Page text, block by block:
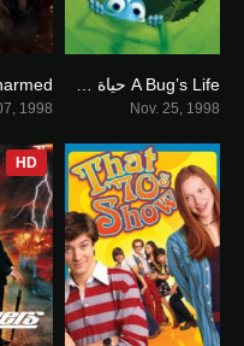
7.2
Nov. 25, 1998
1998
HD